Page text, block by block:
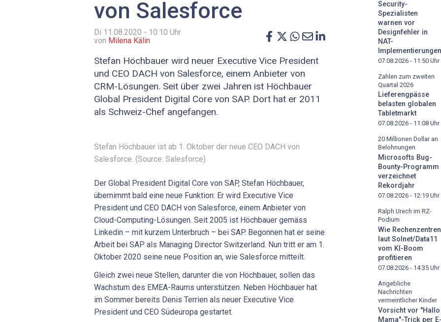
von Salesforce
Di 11.08.2020 - 10:10 Uhr
von Milena Kälin
Stefan Höchbauer wird neuer Executive Vice President
und CEO DACH von Salesforce, einem Anbieter von
CRM-Lösungen. Seit über zwei Jahren ist Höchbauer
Global President Digital Core von SAP. Dort hat er 2011
als Schweiz-Chef angefangen.
Stefan Höchbauer ist ab 1. Oktober der neue CEO DACH von
Salesforce. (Source: Salesforce)
Der Global President Digital Core von SAP, Stefan Höchbauer,
übernimmt bald eine neue Funktion: Er wird Executive Vice
President und CEO DACH von Salesforce, einem Anbieter von
Cloud-Computing-Lösungen. Seit 2005 ist Höchbauer gemäss
Linkedin – mit kurzem Unterbruch – bei SAP. Begonnen hat er seine
Arbeit bei SAP als Managing Director Switzerland. Nun tritt er am 1.
Oktober 2020 seine neue Position an, wie Salesforce mitteilt.
Gleich zwei neue Stellen, darunter die von Höchbauer, sollen das
Wachstum des EMEA-Raums unterstützen. Neben Höchbauer hat
im Sommer bereits Denis Terrien als neuer Executive Vice
President und CEO Südeuropa gestartet.
Security-
Spezialisten
warnen vor
Designfehler in
NAT-
Implementierungen
07.08.2026 - 11:50 Uhr
Zahlen zum zweiten
Quartal 2026
Lieferengpässe
belasten globalen
Tabletmarkt
07.08.2026 - 11:08 Uhr
20 Millionen Dollar an
Belohnungen
Microsofts Bug-
Bounty-Programm
verzeichnet
Rekordjahr
07.08.2026 - 12:19 Uhr
Ralph Urech im RZ-
Podium
Wie Rechenzentren
laut Solnet/Data11
vom KI-Boom
profitieren
07.08.2026 - 14:35 Uhr
Angebliche
Nachrichten
vermeintlicher Kinder
Vorsicht vor "Hallo
Mama"-Trick per E-